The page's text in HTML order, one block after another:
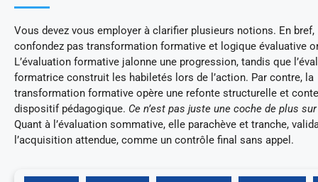
Vous devez vous employer à clarifier plusieurs notions. En bref,
confondez pas transformation formative et logique évaluative
L’évaluation formative jalonne une progression, tandis que
formatrice construit les habiletés lors de l’action. Par contre, la
transformation formative opère une refonte structurelle et
dispositif pédagogique. Ce n’est pas juste une coche de plus
Quant à l’évaluation sommative, elle parachève et tranche,
l’acquisition attendue, comme un contrôle final sans appel.